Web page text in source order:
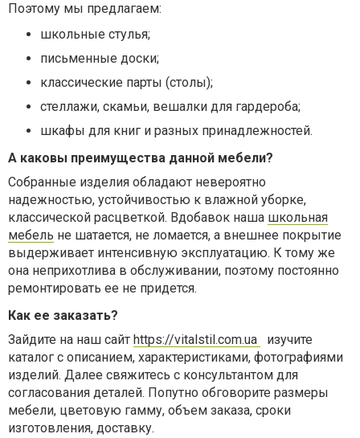
Поэтому мы предлагаем:
школьные стулья;
письменные доски;
классические парты (столы);
стеллажи, скамьи, вешалки для гардероба;
шкафы для книг и разных принадлежностей.
А каковы преимущества данной мебели?
Собранные изделия обладают невероятно
надежностью, устойчивостью к влажной уборке,
классической расцветкой. Вдобавок наша школьная
мебель не шатается, не ломается, а внешнее покрытие
выдерживает интенсивную эксплуатацию. К тому же
она неприхотлива в обслуживании, поэтому постоянно
ремонтировать ее не придется.
Как ее заказать?
Зайдите на наш сайт https://vitalstil.com.ua
изучите
каталог с описанием, характеристиками, фотографиями
изделий. Далее свяжитесь с консультантом для
согласования деталей. Попутно обговорите размеры
мебели, цветовую гамму, объем заказа, сроки
изготовления, доставку.